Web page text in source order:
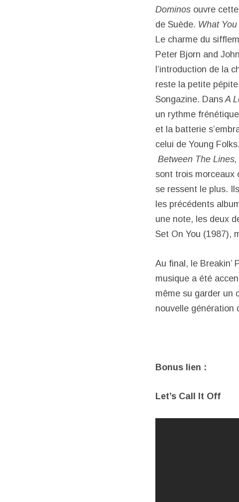
Dominos ouvre
de Suède. What
Le charme du
Peter Bjorn and
l’introduction de la
reste la petite
Songazine. DansA
un rythme
et la batterie
celui de Young Folks.
Between The
sont trois morceaux
se ressent le plus.
les précédents
une note, les deux
Set On You (1987),
Au final, le Breakin’
musique a été
même su garder un
nouvelle génération
Bonus lien :
Let’s Call It Off